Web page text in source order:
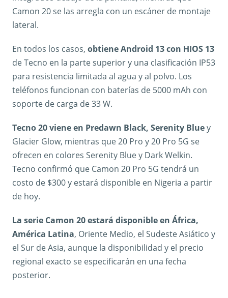
Camon 20 se las arregla con un escáner de montaje
lateral.
En todos los casos, obtiene Android 13 con HIOS 13
de Tecno en la parte superior y una clasificación IP53
para resistencia limitada al agua y al polvo. Los
teléfonos funcionan con baterías de 5000 mAh con
soporte de carga de 33 W.
Tecno 20 viene en Predawn Black, Serenity Bluey
Glacier Glow, mientras que 20 Pro y 20 Pro 5G se
ofrecen en colores Serenity Blue y Dark Welkin.
Tecno confirmó que Camon 20 Pro 5G tendrá un
costo de $300 y estará disponible en Nigeria a partir
de hoy.
La serie Camon 20 estará disponible en África,
América Latina, Oriente Medio, el Sudeste Asiático y
el Sur de Asia, aunque la disponibilidad y el precio
regional exacto se especificarán en una fecha
posterior.